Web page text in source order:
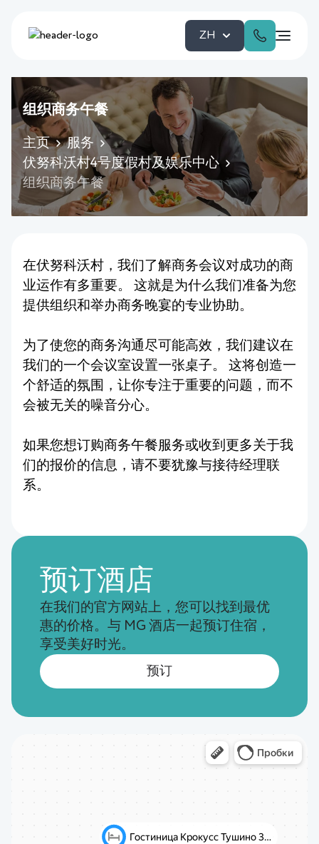
ZH
组织商务午餐
主页
服务
伏努科沃村4号度假村及娱乐中心
组织商务午餐
在伏努科沃村，我们了解商务会议对成功的商
业运作有多重要。 这就是为什么我们准备为您
提供组织和举办商务晚宴的专业协助。
为了使您的商务沟通尽可能高效，我们建议在
我们的一个会议室设置一张桌子。 这将创造一
个舒适的氛围，让你专注于重要的问题，而不
会被无关的噪音分心。
如果您想订购商务午餐服务或收到更多关于我
们的报价的信息，请不要犹豫与接待经理联
系。
预订酒店
在我们的官方网站上，您可以找到最优
惠的价格。与 MG 酒店一起预订住宿，
享受美好时光。
预订